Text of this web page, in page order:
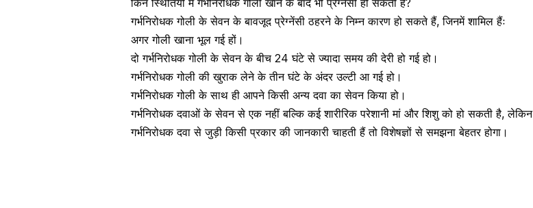
गर्भनिरोधक गोली के सेवन के बावजूद प्रेग्नेंसी ठहरने के निम्न कारण हो सकते हैं, जिनमें शामिल हैंः
अगर गोली खाना भूल गई हों।
दो गर्भनिरोधक गोली के सेवन के बीच 24 घंटे से ज्यादा समय की देरी हो गई हो।
गर्भनिरोधक गोली की खुराक लेने के तीन घंटे के अंदर उल्टी आ गई हो।
गर्भनिरोधक गोली के साथ ही आपने किसी अन्य दवा का सेवन किया हो।
गर्भनिरोधक दवाओं के सेवन से एक नहीं बल्कि कई शारीरिक परेशानी मां और शिशु को हो सकती है, लेकिन
गर्भनिरोधक दवा से जुड़ी किसी प्रकार की जानकारी चाहती हैं तो विशेषज्ञों से समझना बेहतर होगा।